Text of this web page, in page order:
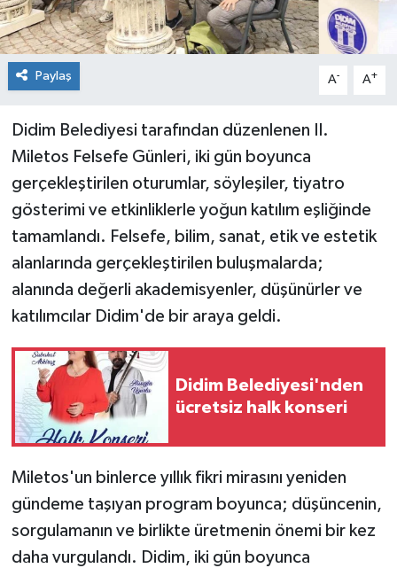
Paylaş A- A+
Didim Belediyesi tarafından düzenlenen II.
Miletos Felsefe Günleri, iki gün boyunca
gerçekleştirilen oturumlar, söyleşiler, tiyatro
gösterimi ve etkinliklerle yoğun katılım eşliğinde
tamamlandı. Felsefe, bilim, sanat, etik ve estetik
alanlarında gerçekleştirilen buluşmalarda;
alanında değerli akademisyenler, düşünürler ve
katılımcılar Didim'de bir araya geldi.
Didim Belediyesi'nden
ücretsiz halk konseri
Miletos'un binlerce yıllık fikri mirasını yeniden
gündeme taşıyan program boyunca; düşüncenin,
sorgulamanın ve birlikte üretmenin önemi bir kez
daha vurgulandı. Didim, iki gün boyunca